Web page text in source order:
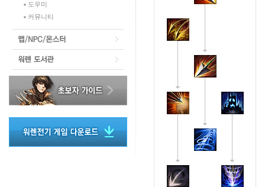
도우미
커뮤니티